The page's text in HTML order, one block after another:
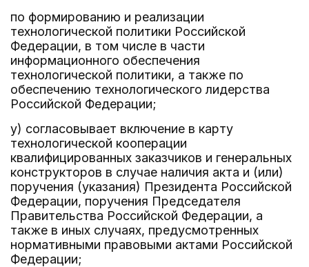
по формированию и реализации
технологической политики Российской
Федерации, в том числе в части
информационного обеспечения
технологической политики, а также по
обеспечению технологического лидерства
Российской Федерации;
у) согласовывает включение в карту
технологической кооперации
квалифицированных заказчиков и генеральных
конструкторов в случае наличия акта и (или)
поручения (указания) Президента Российской
Федерации, поручения Председателя
Правительства Российской Федерации, а
также в иных случаях, предусмотренных
нормативными правовыми актами Российской
Федерации;